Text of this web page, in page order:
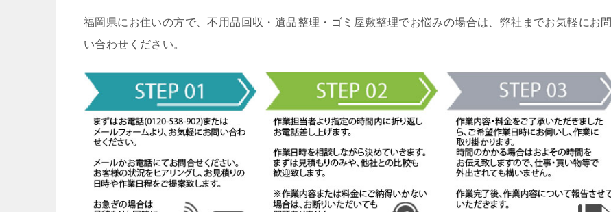
福岡県にお住いの方で、不用品回収・遺品整理・ゴミ屋敷整理でお悩みの場合は、弊社までお気軽にお問
い合わせください。